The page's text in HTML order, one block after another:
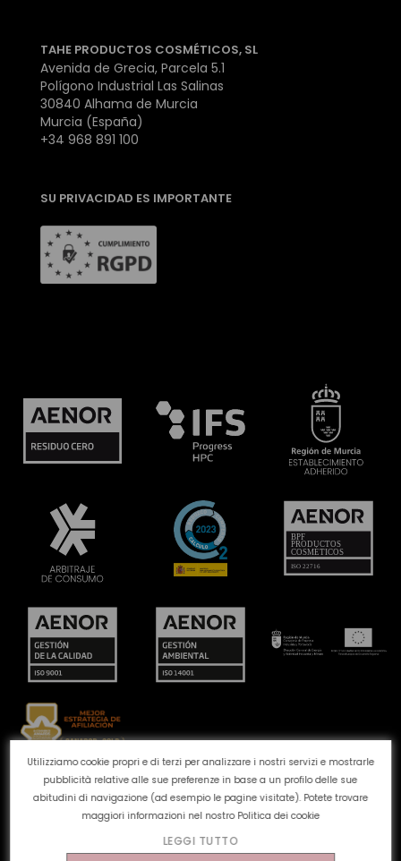
Utilizziamo cookie propri e di terzi per analizzare i nostri servizi e mostrarle
pubblicità relative alle sue preferenze in base a un profilo delle sue
abitudini di navigazione (ad esempio le pagine visitate). Potete trovare
maggiori informazioni nel nostro Politica dei cookie
LEGGI TUTTO
TAHE PRODUCTOS COSMÉTICOS, SL
Avenida de Grecia, Parcela 5.1
Polígono Industrial Las Salinas
30840 Alhama de Murcia
Murcia (España)
+34 968 891 100
SU PRIVACIDAD ES IMPORTANTE
Canale reclami Politica dei cookie
Politica sulla
privacy
Avviso legale Qualità e ambiente